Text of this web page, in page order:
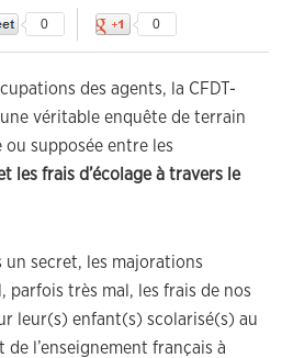
0 0
des agents, la CFDT-
véritable enquête de terrain
supposée entre les
les frais d’écolage à travers le
un secret, les majorations
parfois très mal, les frais de nos
leur(s) enfant(s) scolarisé(s) au
de l’enseignement français à